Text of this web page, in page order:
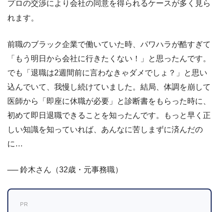
プロの交渉により会社の同意を得られるケースが多く見ら
れます。
前職のブラック企業で働いていた時、パワハラが酷すぎて
「もう明日から会社に行きたくない！」と思ったんです。
でも「退職は2週間前に言わなきゃダメでしょ？」と思い
込んでいて、我慢し続けていました。結局、体調を崩して
医師から「即座に休職が必要」と診断書をもらった時に、
初めて即日退職できることを知ったんです。もっと早く正
しい知識を知っていれば、あんなに苦しまずに済んだの
に…
── 鈴木さん（32歳・元事務職）
PR